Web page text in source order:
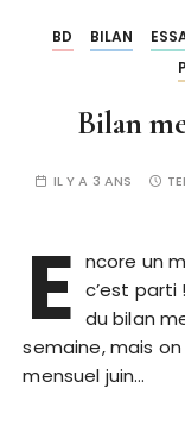
BD BILAN
Bilan
IL Y A 3 ANS
E ncore un
c’est parti
du bilan
semaine, mais
mensuel juin…